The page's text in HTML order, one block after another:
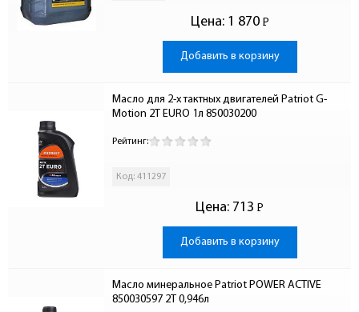
Цена: 1 870 Р
-
Добавить в корзину
Масло для 2-х тактных двигателей Patriot G-
Motion 2T EURO 1л 850030200
Рейтинг:
Код: 411297
Цена: 713 Р
-
Добавить в корзину
Масло минеральное Patriot POWER ACTIVE
850030597 2T 0,946л